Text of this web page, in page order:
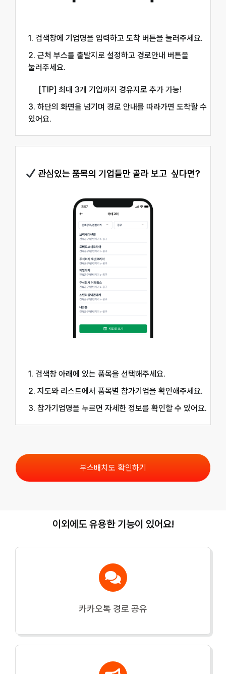
1. 검색창에 기업명을 입력하고 도착 버튼을 눌러주세요.
2. 근처 부스를 출발지로 설정하고 경로안내 버튼을
눌러주세요.
[TIP] 최대 3개 기업까지 경유지로 추가 가능!
3. 하단의 화면을 넘기며 경로 안내를 따라가면 도착할 수
있어요.
관심있는 품목의 기업들만 골라 보고 싶다면?
1. 검색창 아래에 있는 품목을 선택해주세요.
2. 지도와 리스트에서 품목별 참가기업을 확인해주세요.
3. 참가기업명을 누르면 자세한 정보를 확인할 수 있어요.
부스배치도 확인하기
이외에도 유용한 기능이 있어요!
카카오톡 경로 공유